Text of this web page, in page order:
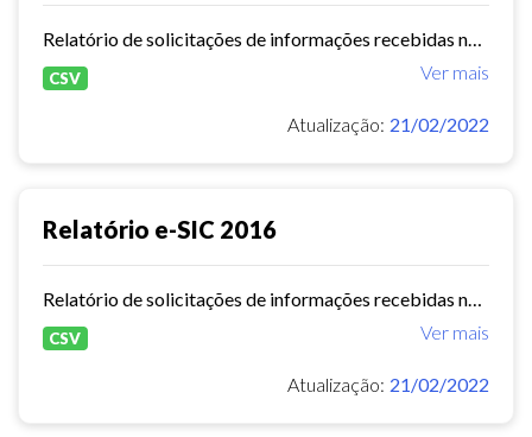
Ver mais
CSV
Atualização: 21/02/2022
Relatório e-SIC 2016
Ver mais
CSV
Atualização: 21/02/2022